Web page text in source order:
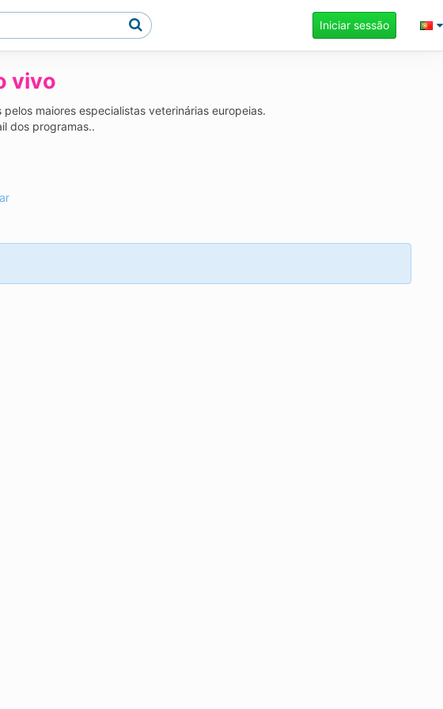
Iniciar sessão
vivo
maiores especialistas veterinárias europeias.
dos programas..